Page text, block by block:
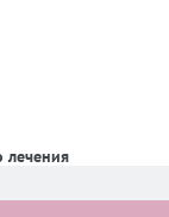
лечения